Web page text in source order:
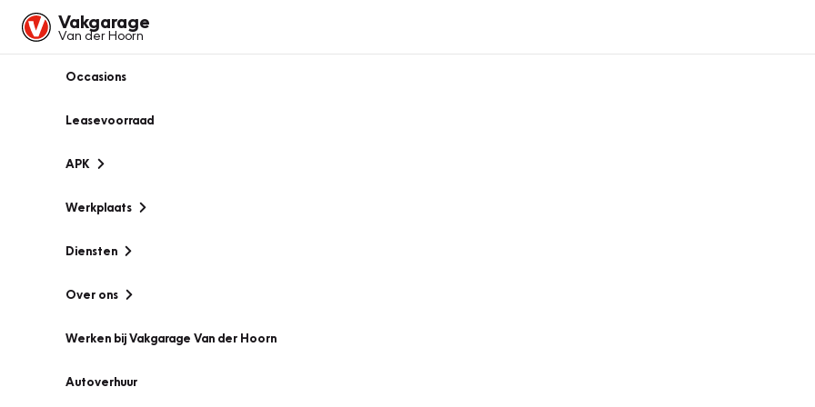
Vakgarage
Van der Hoorn
Occasions
Leasevoorraad
APK
Werkplaats
Diensten
Over ons
Werken bij Vakgarage Van der Hoorn
Autoverhuur